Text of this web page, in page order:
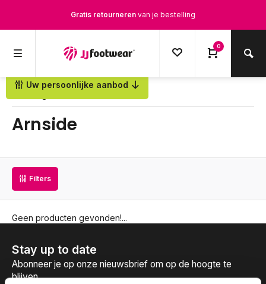
Gratis retourneren van je bestelling
0
Uw persoonlijke aanbod
Arnside
Filters
Geen producten gevonden!...
Stay up to date
Abonneer je op onze nieuwsbrief om op de hoogte te
blijven.